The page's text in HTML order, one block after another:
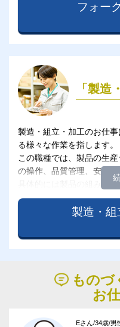
安全な操作が求められる
作マニュアルに従い、適
す。
フォー
「製造
製造・組立・加工のお仕
る様々な作業を指します。
この職種では、製品の生
の操作、品質管理、安全確
具体的には製品の組み立
械操作、安全管理があり
作業員は、安全な作業環
最小限に抑えるために、
装置の確認や定期的な安
様や工程の変更に柔軟に
製造・組
ものづ
お
Eさん/34歳/男